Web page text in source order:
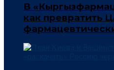
В
как превратить